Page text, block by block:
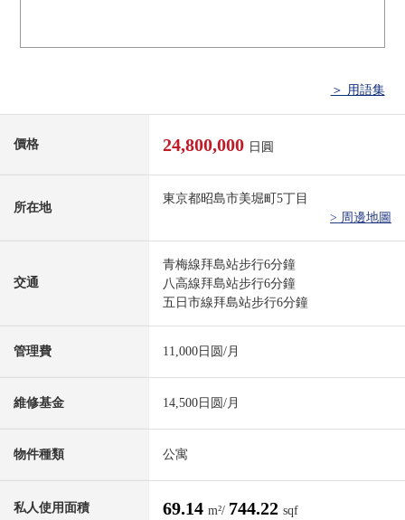
＞ 用語集
價格 24,800,000 日圓
所在地
東京都昭島市美堀町5丁目
> 周邊地圖
交通
青梅線拜島站步行6分鐘
八高線拜島站步行6分鐘
五日市線拜島站步行6分鐘
管理費 11,000日圆/月
維修基金 14,500日圆/月
物件種類 公寓
私人使用面積 69.14 m²/ 744.22 sqf